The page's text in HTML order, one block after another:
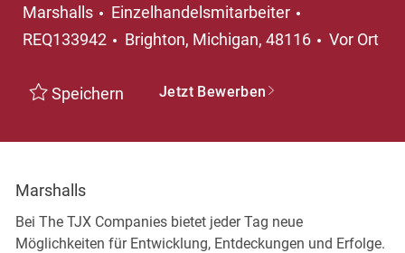
Marshalls Kategorie
Einzelhandelsmitarbeiter
REQ133942
Ort
Brighton, Michigan, 48116 Vor Ort
Speichern Jetzt Bewerben
Marshalls
Bei The TJX Companies bietet jeder Tag neue
Möglichkeiten für Entwicklung, Entdeckungen und Erfolge.